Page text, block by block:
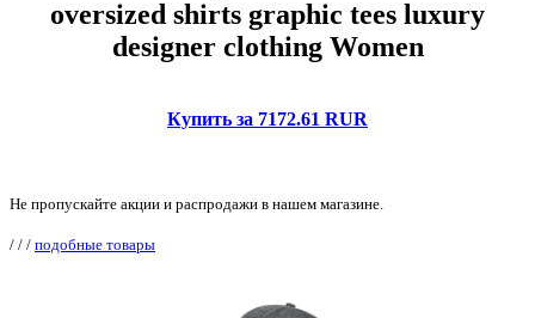
oversized shirts graphic tees luxury
designer clothing Women
Купить за 7172.61 RUR
Не пропускайте акции и распродажи в нашем магазине.
/ / / подобные товары